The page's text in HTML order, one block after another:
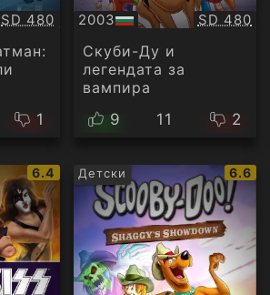
Качество:
SD 480
1
2003
БГ
аудио
SD 480
Скуби-Ду и
легендата за
вампира
9
11 2
IMDb
рейтинг:
6.4 Детски
IMDb
6.6